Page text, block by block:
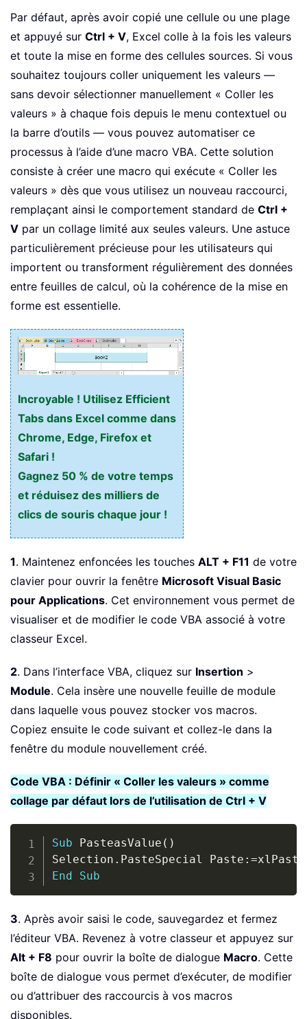
Par défaut, après avoir copié une cellule ou une plage
et appuyé sur Ctrl + V, Excel colle à la fois les valeurs
et toute la mise en forme des cellules sources. Si vous
souhaitez toujours coller uniquement les valeurs —
sans devoir sélectionner manuellement « Coller les
valeurs » à chaque fois depuis le menu contextuel ou
la barre d’outils — vous pouvez automatiser ce
processus à l’aide d’une macro VBA. Cette solution
consiste à créer une macro qui exécute « Coller les
valeurs » dès que vous utilisez un nouveau raccourci,
remplaçant ainsi le comportement standard de Ctrl +
V par un collage limité aux seules valeurs. Une astuce
particulièrement précieuse pour les utilisateurs qui
importent ou transforment régulièrement des données
entre feuilles de calcul, où la cohérence de la mise en
forme est essentielle.
Incroyable ! Utilisez Efficient
Tabs dans Excel comme dans
Chrome, Edge, Firefox et
Safari !
Gagnez 50 % de votre temps
et réduisez des milliers de
clics de souris chaque jour !
1. Maintenez enfoncées les touches ALT + F11 de votre
clavier pour ouvrir la fenêtre Microsoft Visual Basic
pour Applications. Cet environnement vous permet de
visualiser et de modifier le code VBA associé à votre
classeur Excel.
2. Dans l’interface VBA, cliquez sur Insertion >
Module. Cela insère une nouvelle feuille de module
dans laquelle vous pouvez stocker vos macros.
Copiez ensuite le code suivant et collez-le dans la
fenêtre du module nouvellement créé.
Code VBA : Définir « Coller les valeurs » comme
collage par défaut lors de l’utilisation de Ctrl + V
Sub PasteasValue ( )
Selection . PasteSpecial Paste : =
End
Sub
3. Après avoir saisi le code, sauvegardez et fermez
l’éditeur VBA. Revenez à votre classeur et appuyez sur
Alt + F8 pour ouvrir la boîte de dialogue Macro. Cette
boîte de dialogue vous permet d’exécuter, de modifier
ou d’attribuer des raccourcis à vos macros
disponibles.